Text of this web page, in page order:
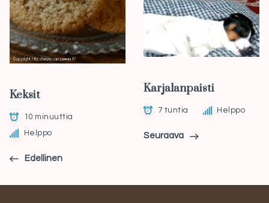
Keksit
10 minuuttia
Helppo
Edellinen
Karjalanpaisti
7 tuntia Helppo
Seuraava